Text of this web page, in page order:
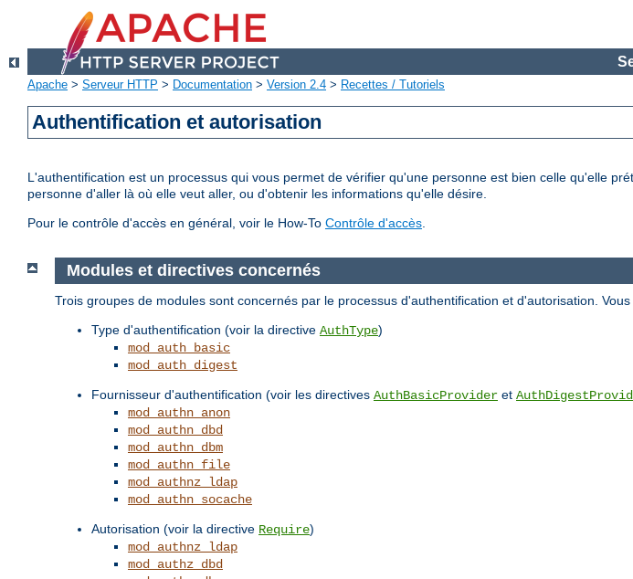
Apache > Serveur HTTP > Documentation > Version 2.4 > Recettes / Tutoriels
Authentification et autorisation
L'authentification est un processus qui vous permet de vérifier qu'une personne est bien celle qu'elle
personne d'aller là où elle veut aller, ou d'obtenir les informations qu'elle désire.
Pour le contrôle d'accès en général, voir le How-To Contrôle d'accès.
Modules et directives concernés
Trois groupes de modules sont concernés par le processus d'authentification et d'autorisation.
Type d'authentification (voir la directive AuthType)
mod_auth_basic
mod_auth_digest
Fournisseur d'authentification (voir les directives AuthBasicProvider et
mod_authn_anon
mod_authn_dbd
mod_authn_dbm
mod_authn_file
mod_authnz_ldap
mod_authn_socache
Autorisation (voir la directive Require)
mod_authnz_ldap
mod_authz_dbd